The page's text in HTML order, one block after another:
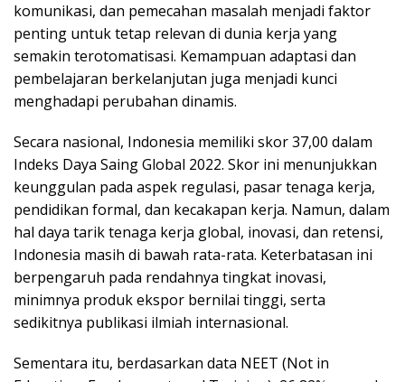
komunikasi, dan pemecahan masalah menjadi faktor
penting untuk tetap relevan di dunia kerja yang
semakin terotomatisasi. Kemampuan adaptasi dan
pembelajaran berkelanjutan juga menjadi kunci
menghadapi perubahan dinamis.
Secara nasional, Indonesia memiliki skor 37,00 dalam
Indeks Daya Saing Global 2022. Skor ini menunjukkan
keunggulan pada aspek regulasi, pasar tenaga kerja,
pendidikan formal, dan kecakapan kerja. Namun, dalam
hal daya tarik tenaga kerja global, inovasi, dan retensi,
Indonesia masih di bawah rata-rata. Keterbatasan ini
berpengaruh pada rendahnya tingkat inovasi,
minimnya produk ekspor bernilai tinggi, serta
sedikitnya publikasi ilmiah internasional.
Sementara itu, berdasarkan data NEET (Not in